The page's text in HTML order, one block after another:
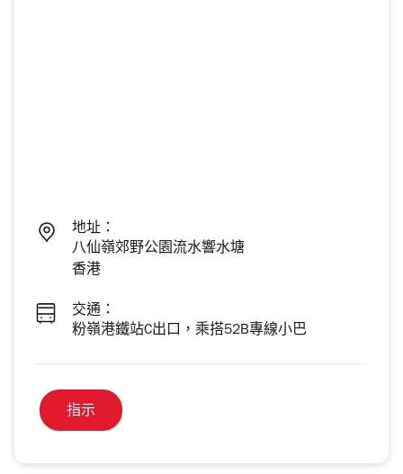
地址：
八仙嶺郊野公園流水響水塘
香港
交通：
粉嶺港鐵站C出口，乘搭52B專線小巴
指示